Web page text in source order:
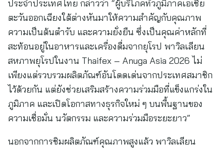
ประจำประเทศไทย กล่าวว่า “ผู้บริโภคทั่วภูมิภาคเอเชีย
ตะวันออกเฉียงใต้ต่างหันมาให้ความสำคัญกับคุณภาพ
ความเป็นต้นตำรับ และความยั่งยืน ซึ่งเป็นคุณค่าหลักที่
สะท้อนอยู่ในอาหารและเครื่องดื่มจากยุโรป พาวิลเลียน
สหภาพยุโรปในงาน Thaifex – Anuga Asia 2026 ไม่
เพียงแต่รวบรวมผลิตภัณฑ์อันโดดเด่นจากประเทศสมาชิก
ไว้ด้วยกัน แต่ยังช่วยเสริมสร้างความร่วมมือที่แข็งแกร่งใน
ภูมิภาค และเปิดโอกาสทางธุรกิจใหม่ ๆ บนพื้นฐานของ
ความเชื่อมั่น นวัตกรรม และความร่วมมือระยะยาว”
นอกจากการชิมผลิตภัณฑ์คุณภาพสูงแล้ว พาวิลเลียน